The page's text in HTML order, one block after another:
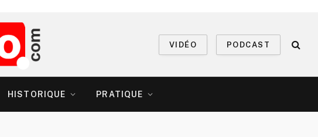
VIDÉO PODCAST
HISTORIQUE PRATIQUE